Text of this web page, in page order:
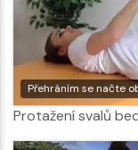
Přehráním se načte
Protažení svalů